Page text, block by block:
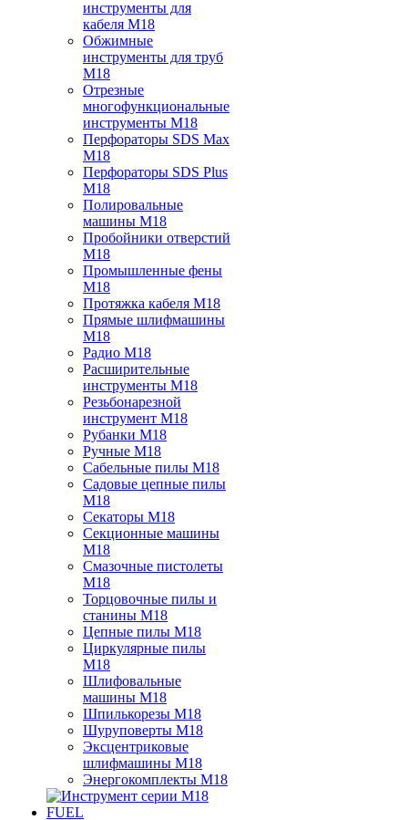
инструменты для
кабеля M18
Обжимные
инструменты для труб
M18
Отрезные
многофункциональные
инструменты M18
Перфораторы SDS Max
M18
Перфораторы SDS Plus
M18
Полировальные
машины M18
Пробойники отверстий
M18
Промышленные фены
M18
Протяжка кабеля M18
Прямые шлифмашины
M18
Радио M18
Расширительные
инструменты M18
Резьбонарезной
инструмент M18
Рубанки M18
Ручные M18
Сабельные пилы M18
Садовые цепные пилы
M18
Секаторы M18
Секционные машины
M18
Смазочные пистолеты
M18
Торцовочные пилы и
станины M18
Цепные пилы M18
Циркулярные пилы
M18
Шлифовальные
машины M18
Шпилькорезы M18
Шуруповерты M18
Эксцентриковые
шлифмашины M18
Энергокомплекты M18